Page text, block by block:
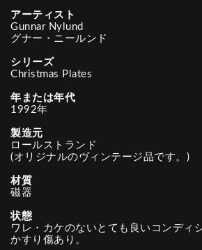
アーティスト
Gunnar Nylund
グナー・ニールンド
シリーズ
Christmas Plates
年または年代
1992年
製造元
ロールストランド
(オリジナルのヴィンテージ品です。)
材質
磁器
状態
ワレ・カケのないとても良いコンディ
かすり傷あり。